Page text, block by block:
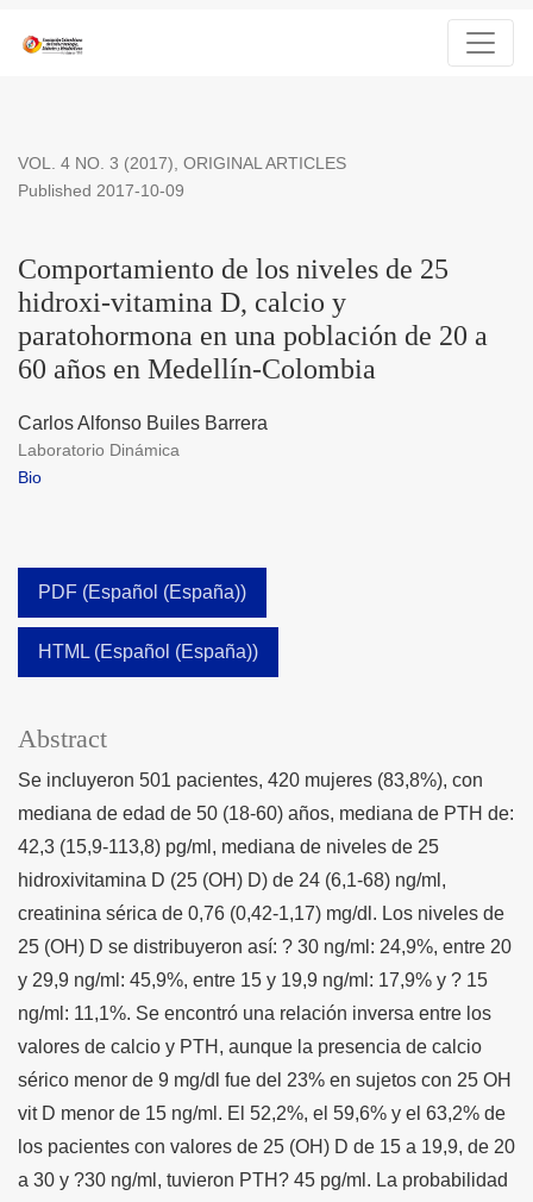
Comportamiento de los niveles de 25 hidroxi-vitamina D,
VOL. 4 NO. 3 (2017), ORIGINAL ARTICLES
Comportamiento de los niveles de 25
hidroxi-vitamina D, calcio y
paratohormona en una población de 20 a
60 años en Medellín-Colombia
Published 2017-10-09
Carlos Alfonso Builes Barrera
Laboratorio Dinámica
Bio
PDF (Español (España))
HTML (Español (España))
Abstract
Se incluyeron 501 pacientes, 420 mujeres (83,8%), con
mediana de edad de 50 (18-60) años, mediana de PTH de:
42,3 (15,9-113,8) pg/ml, mediana de niveles de 25
hidroxivitamina D (25 (OH) D) de 24 (6,1-68) ng/ml,
creatinina sérica de 0,76 (0,42-1,17) mg/dl. Los niveles de
25 (OH) D se distribuyeron así: ? 30 ng/ml: 24,9%, entre 20
y 29,9 ng/ml: 45,9%, entre 15 y 19,9 ng/ml: 17,9% y ? 15
ng/ml: 11,1%. Se encontró una relación inversa entre los
valores de calcio y PTH, aunque la presencia de calcio
sérico menor de 9 mg/dl fue del 23% en sujetos con 25 OH
vit D menor de 15 ng/ml. El 52,2%, el 59,6% y el 63,2% de
los pacientes con valores de 25 (OH) D de 15 a 19,9, de 20
a 30 y ?30 ng/ml, tuvieron PTH? 45 pg/ml. La probabilidad